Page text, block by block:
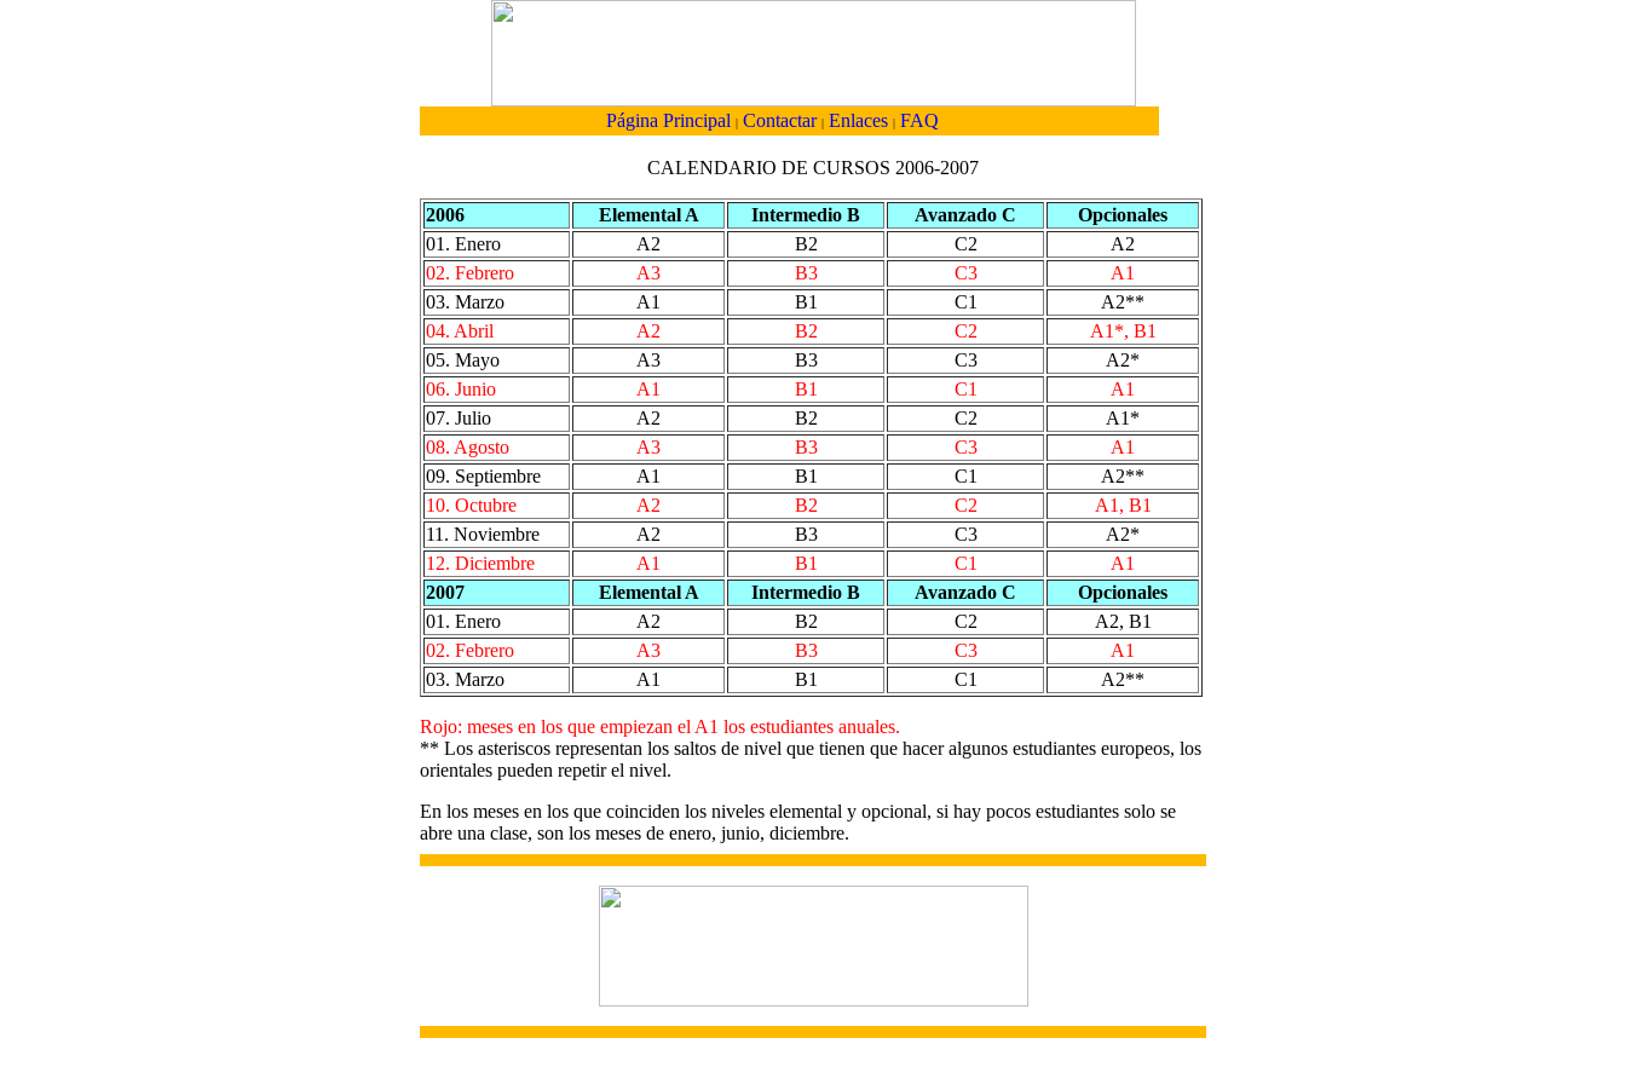
Página Principal | Contactar | Enlaces | FAQ
CALENDARIO DE CURSOS 2006-2007
2006 Elemental A Intermedio B Avanzado C
Opcionales
01. Enero
A2 B2 C2
A2
02. Febrero
A3 B3 C3
A1
03. Marzo
A1 B1 C1
A2**
04. Abril
A2 B2 C2
A1*, B1
05. Mayo
A3 B3 C3
A2*
06. Junio
A1 B1 C1
A1
07. Julio
A2 B2 C2
A1*
08. Agosto
A3 B3 C3
A1
09. Septiembre
A1 B1 C1
A2**
10. Octubre
A2 B2 C2
A1, B1
11. Noviembre
A2 B3 C3
A2*
12. Diciembre
A1 B1 C1
A1
2007
Elemental A Intermedio B Avanzado C
Opcionales
01. Enero
A2 B2 C2
A2, B1
02. Febrero
A3 B3 C3
A1
03. Marzo
A1 B1 C1 A2**
Rojo: meses en los que empiezan el A1 los estudiantes anuales.
** Los asteriscos representan los saltos de nivel que tienen que hacer algunos estudiantes europeos, los
orientales pueden repetir el nivel.
En los meses en los que coinciden los niveles elemental y opcional, si hay pocos estudiantes solo se
abre una clase, son los meses de enero, junio, diciembre.